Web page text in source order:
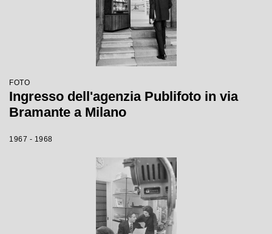
FOTO
Ingresso dell'agenzia Publifoto in via
Bramante a Milano
1967 - 1968